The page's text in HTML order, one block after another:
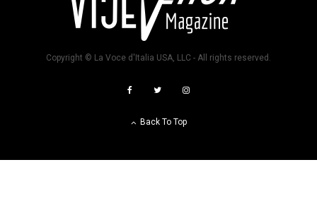
Copyright © La Voce d'Italia USA, LLC - All rights reserved.
Back To Top